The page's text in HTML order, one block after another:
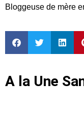
Bloggeuse de mère
A la Une